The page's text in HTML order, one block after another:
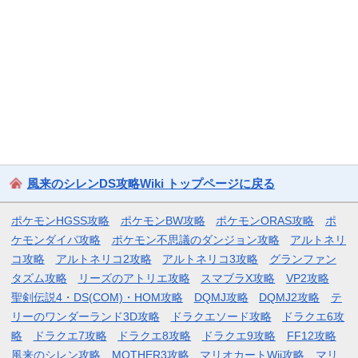
風来のシレンDS攻略Wiki トップページに戻る
ポケモンHGSS攻略 ポケモンBW攻略 ポケモンORAS攻略
ポ
ケモンダイパ攻略
ポケモン不思議のダンジョン攻略
アルトネリ
コ攻略
アルトネリコ2攻略 アルトネリコ3攻略
グランファン
タズム攻略
リーズのアトリエ攻略 スマブラX攻略
VP2攻略
聖剣伝説4・DS(COM)・HOM攻略
DQMJ攻略 DQMJ2攻略
テ
リーのワンダーランド3D攻略
ドラクエソード攻略
ドラクエ6攻
略
ドラクエ7攻略 ドラクエ8攻略 ドラクエ9攻略
FF12攻略
風来のシレン攻略
MOTHER3攻略 マリオカートWii攻略 マリ